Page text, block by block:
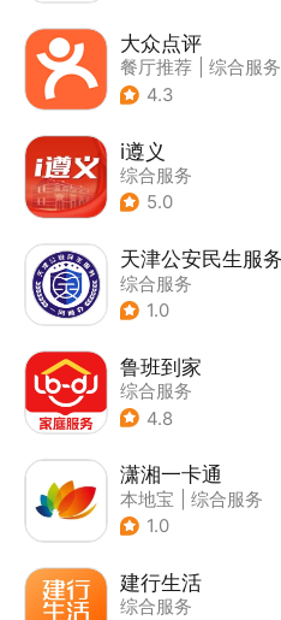
大众点评
餐厅推荐
综合服务
4.3
i遵义
综合服务
5.0
综合服务
1.0
鲁班到家
综合服务
4.8
潇湘一卡通
本地宝
综合服务
1.0
建行生活
综合服务